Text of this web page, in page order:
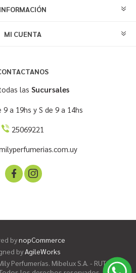
INFORMACIÓN
MI CUENTA
lasSucursales
9 a 19hs y S de 9 a 14hs
25069221
bynopCommerce
byAgileWorks
Perfumerías. Mibelux S.A. - RUT